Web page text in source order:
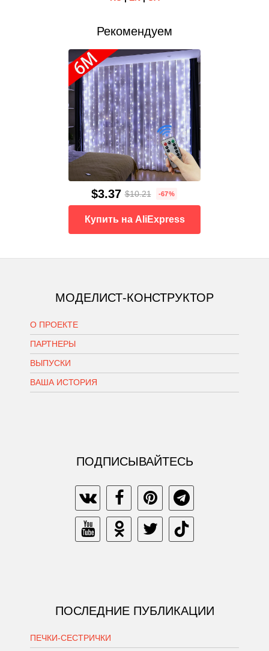
Рекомендуем
$3.37 $10.21 -67%
Купить на AliExpress
МОДЕЛИСТ-КОНСТРУКТОР
О ПРОЕКТЕ
ПАРТНЕРЫ
ВЫПУСКИ
ВАША ИСТОРИЯ
ПОДПИСЫВАЙТЕСЬ
ПОСЛЕДНИЕ ПУБЛИКАЦИИ
ПЕЧКИ-СЕСТРИЧКИ